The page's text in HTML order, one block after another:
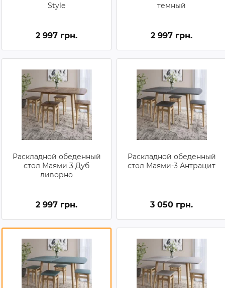
Style
2 997 грн.
темный
2 997 грн.
Раскладной обеденный
стол Маями 3 Дуб
ливорно
2 997 грн.
Раскладной обеденный
стол Маями-3 Антрацит
3 050 грн.